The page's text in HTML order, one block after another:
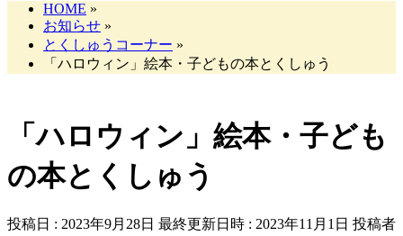
HOME »
お知らせ »
とくしゅうコーナー »
「ハロウィン」絵本・子どもの本とくしゅう
「ハロウィン」絵本・子ども
の本とくしゅう
投稿日 : 2023年9月28日 最終更新日時 : 2023年11月1日 投稿者